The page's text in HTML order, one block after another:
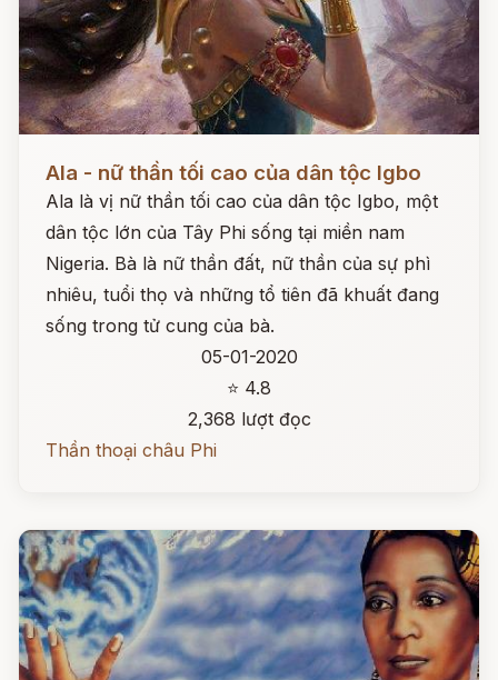
Ala - nữ thần tối cao của dân tộc Igbo
Ala là vị nữ thần tối cao của dân tộc Igbo, một
dân tộc lớn của Tây Phi sống tại miền nam
Nigeria. Bà là nữ thần đất, nữ thần của sự phì
nhiêu, tuổi thọ và những tổ tiên đã khuất đang
sống trong tử cung của bà.
05-01-2020
⭐ 4.8
2,368 lượt đọc
Thần thoại châu Phi